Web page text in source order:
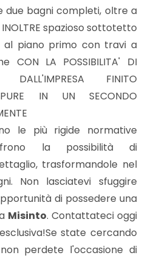
due bagni completi, oltre a
spazioso sottotetto
al piano primo con travi a
CON LA POSSIBILITA' DI
DALL'IMPRESA FINITO
IN UN SECONDO
le più rigide normative
la possibilità di
trasformandole nel
Non lasciatevi sfuggire
di possedere una
Misinto. Contattateci oggi
state cercando
perdete l'occasione di